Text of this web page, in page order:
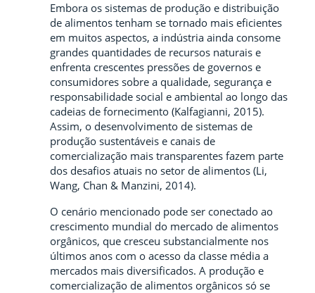
Embora os sistemas de produção e distribuição
de alimentos tenham se tornado mais eficientes
em muitos aspectos, a indústria ainda consome
grandes quantidades de recursos naturais e
enfrenta crescentes pressões de governos e
consumidores sobre a qualidade, segurança e
responsabilidade social e ambiental ao longo das
cadeias de fornecimento (Kalfagianni, 2015).
Assim, o desenvolvimento de sistemas de
produção sustentáveis e canais de
comercialização mais transparentes fazem parte
dos desafios atuais no setor de alimentos (Li,
Wang, Chan & Manzini, 2014).
O cenário mencionado pode ser conectado ao
crescimento mundial do mercado de alimentos
orgânicos, que cresceu substancialmente nos
últimos anos com o acesso da classe média a
mercados mais diversificados. A produção e
comercialização de alimentos orgânicos só se